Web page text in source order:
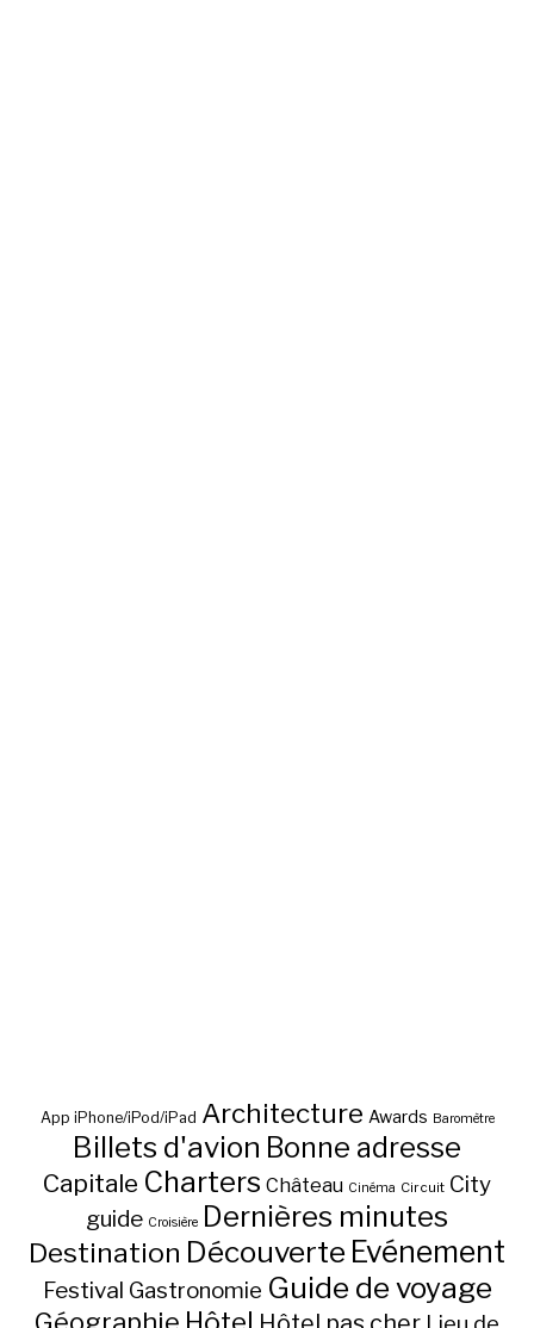
App iPhone/iPod/iPad Architecture Awards Baromètre
Billets d'avion Bonne adresse
Capitale Charters Château Cinéma Circuit City
guide Croisière Dernières minutes
Destination Découverte Evénement
Festival Gastronomie Guide de voyage